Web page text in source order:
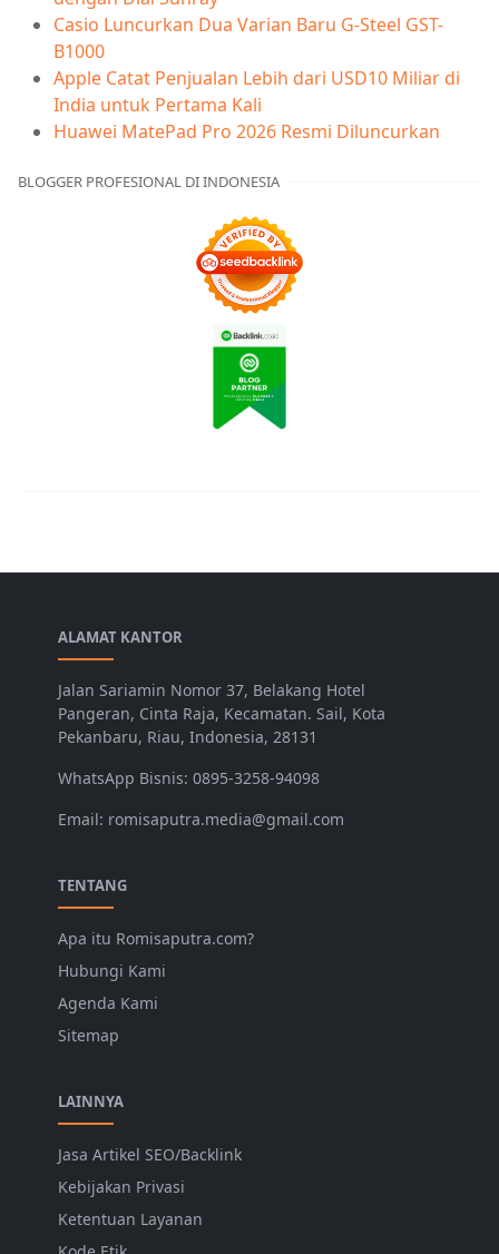
Casio Luncurkan Dua Varian Baru G-Steel GST-
B1000
Apple Catat Penjualan Lebih dari USD10 Miliar di
India untuk Pertama Kali
Huawei MatePad Pro 2026 Resmi Diluncurkan
BLOGGER PROFESIONAL DI INDONESIA
ALAMAT KANTOR
Jalan Sariamin Nomor 37, Belakang Hotel
Pangeran, Cinta Raja, Kecamatan. Sail, Kota
Pekanbaru, Riau, Indonesia, 28131
WhatsApp Bisnis: 0895-3258-94098
Email: romisaputra.media@gmail.com
TENTANG
Apa itu Romisaputra.com?
Hubungi Kami
Agenda Kami
Sitemap
LAINNYA
Jasa Artikel SEO/Backlink
Kebijakan Privasi
Ketentuan Layanan